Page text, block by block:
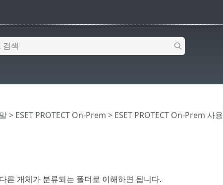
> ESET PROTECT On-Prem > ESET PROTECT On-Prem 사용
른 개체가 분류되는 폴더로 이해하면 됩니다.